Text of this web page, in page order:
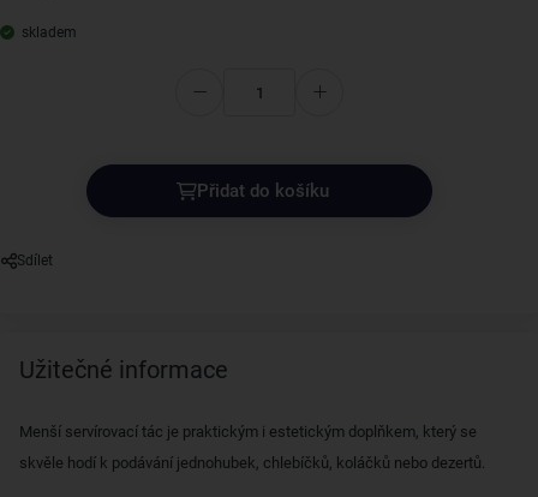
skladem
Přidat do košíku
Sdílet
Užitečné informace
Menší servírovací tác je praktickým i estetickým doplňkem, který se
skvěle hodí k podávání jednohubek, chlebíčků, koláčků nebo dezertů.